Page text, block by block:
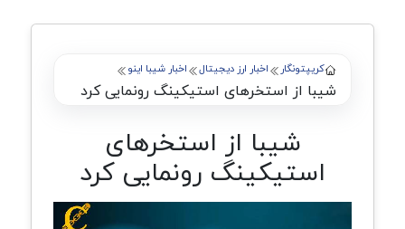
کریپتونگار اخبار ارز دیجیتال اخبار شیبا اینو
شیبا از استخرهای استیکینگ رونمایی کرد
شیبا از استخرهای
استیکینگ رونمایی کرد